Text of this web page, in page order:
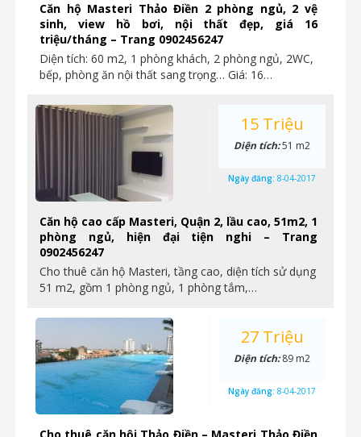
Căn hộ Masteri Thảo Điền 2 phòng ngủ, 2 vệ
sinh, view hồ bơi, nội thất đẹp, giá 16
triệu/tháng – Trang 0902456247
Diện tích: 60 m2, 1 phòng khách, 2 phòng ngủ, 2WC,
bếp, phòng ăn nội thất sang trọng… Giá: 16…
Căn hộ cao cấp Masteri, Quận 2, lầu cao, 51m2, 1
phòng ngủ, hiện đại tiện nghi – Trang
0902456247
Cho thuê căn hộ Masteri, tầng cao, diện tích sử dụng
51 m2, gồm 1 phòng ngủ, 1 phòng tắm,…
15 Triệu
Diện tích:51 m2
Ngày đăng: 8-04-2017
27 Triệu
Diện tích:89 m2
Ngày đăng: 8-04-2017